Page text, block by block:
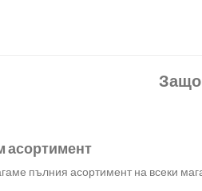
Защо
асортимент
пълния асортимент на всеки